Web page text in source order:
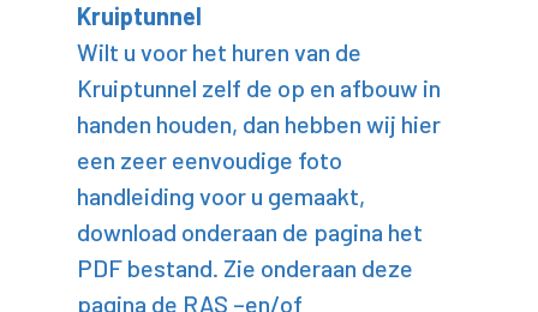
Kruiptunnel
Wilt u voor het huren van de
Kruiptunnel zelf de op en afbouw in
handen houden, dan hebben wij hier
een zeer eenvoudige foto
handleiding voor u gemaakt,
download onderaan de pagina het
PDF bestand. Zie onderaan deze
pagina de RAS –en/of